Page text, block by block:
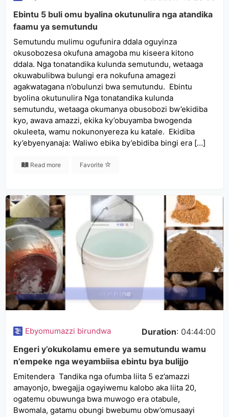
Ebintu 5 buli omu byalina okutunulira nga atandika
faamu ya semutundu
Semutundu mulimu ogufunira ddala oguyinza
okusobozesa okufuna amagoba mu kiseera kitono
ddala. Nga tonatandika kulunda semutundu, wetaaga
okuwabulibwa bulungi era nokufuna amagezi
agakwatagana n’obulunzi bwa semutundu. Ebintu
byolina okutunulira Nga tonatandika kulunda
semutundu, wetaaga okumanya obusobozi bw’ekidiba
kyo, awava amazzi, ekika ky’obuyamba bwogenda
okuleeta, wamu nokunonyereza ku katale. Ekidiba
ky’ebyenyanaja: Waliwo ebika by’ebidiba bingi era […]
Read more Favorite
Ebyomumazzi birundwa Duration: 04:44:00
Engeri y’okukolamu emere ya semutundu wamu
n’empeke nga weyambiisa ebintu bya bulijjo
Emitendera Tandika nga ofumba liita 5 ez’amazzi
amayonjo, bwegajja ogayiwemu kalobo aka liita 20,
ogatemu obuwunga bwa muwogo era otabule,
Bwomala, gatamu obungi bwebumu obw’omusaayi